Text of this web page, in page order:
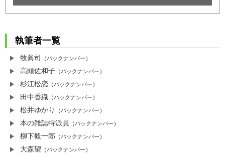
執筆者一覧
牧眞司 （バックナンバー）
高頭佐和子 （バックナンバー）
杉江松恋 （バックナンバー）
田中香織 （バックナンバー）
松井ゆかり （バックナンバー）
本の雑誌特派員 （バックナンバー）
柳下毅一郎 （バックナンバー）
大森望 （バックナンバー）